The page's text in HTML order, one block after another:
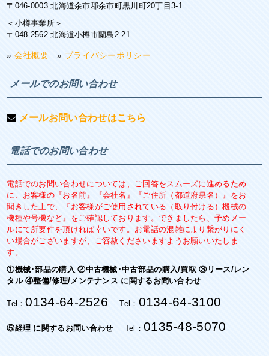
〒046-0003 北海道余市郡余市町黒川町20丁目3-1
＜小樽事業所＞
〒048-2562 北海道小樽市蘭島2-21
» 会社概要 » プライバシーポリシー
メールでのお問い合わせ
メールお問い合わせはこちら
電話でのお問い合わせ
電話でのお問い合わせについては、ご回答をスムーズに進めるため
に、お客様の『お名前』『会社名』『ご住所（都道府県名）』をお
聞きした上で、『お客様がご使用されている（取り付ける）機械の
機種や号機など』をご確認しております。できましたら、予めメー
ルにて所要件を頂ければ幸いです。お電話の混雑により繋がりにく
い場合がございますが、ご容赦くださいますようお願いいたしま
す。
①機械･部品の購入 ②中古機械･中古部品の購入/買取 ③リース/レン
タル ④整備/修理/メンテナンス に関するお問い合わせ
Tel：0134-64-2526 Tel： 0134-64-3100
⑤経理 に関するお問い合わせ Tel： 0135-48-5070